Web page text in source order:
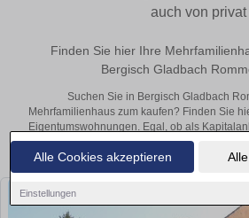
Alle Cookies akzeptieren
Einstellungen
auch von privat
Finden Sie hier Ihre
Bergisch Gladbach
Suchen Sie in Bergisch Gladbach
Mehrfamilienhaus zum kaufen? Finden Sie
Eigentumswohnungen. Egal, ob als
– hier finden Sie Ihre Immobilie in Bergisch
oder in der Nähe.